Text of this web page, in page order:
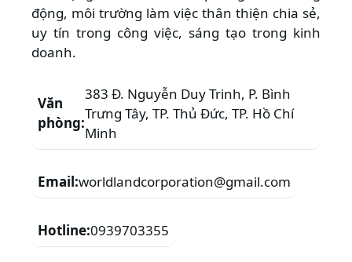
động, môi trường làm việc thân thiện chia sẻ,
uy tín trong công việc, sáng tạo trong kinh
doanh.
Văn
phòng:
383 Đ. Nguyễn Duy Trinh, P. Bình
Trưng Tây, TP. Thủ Đức, TP. Hồ Chí
Minh
Email:worldlandcorporation@gmail.com
Hotline:0939703355